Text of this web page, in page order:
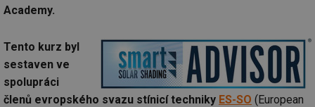
Academy.
Tento kurz byl
sestaven ve
spolupráci
členů evropského svazu stínicí techniky ES-SO (European